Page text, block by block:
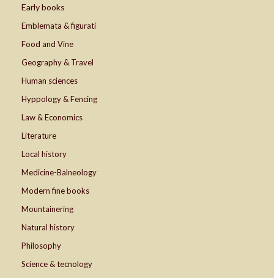
Early books
Emblemata & figurati
Food and Vine
Geography & Travel
Human sciences
Hyppology & Fencing
Law & Economics
Literature
Local history
Medicine-Balneology
Modern fine books
Mountainering
Natural history
Philosophy
Science & tecnology